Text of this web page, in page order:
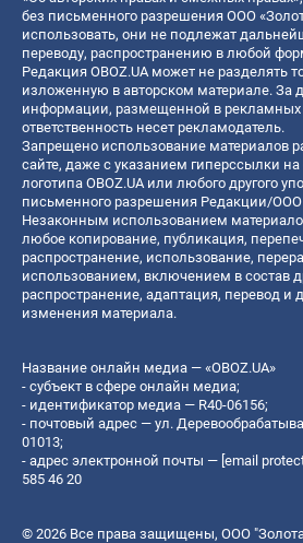
без письменного разрешения ООО
использовать, они не подлежат
переводу, распространению в любой
Редакция OBOZ.UA может не разделять
изложенную в авторском материале. За
информации, размещенной в рекламных
ответственность несет рекламодатель.
Запрещено использование материалов
сайте, даже с указанием гиперссылки на
логотипа OBOZ.UA или любого другого
письменного разрешения Редакции/ООО
Незаконным использованием
любое копирование, публикация,
распространение, использование,
использованием, включением в состав
распространение, адаптация, перевод и
изменения материала.
Название онлайн медиа — «OBOZ.UA»
- субъект в сфере онлайн медиа;
- идентификатор медиа — R40-06156;
- почтовый адрес — ул.
01013;
- адрес электронной почты — [email
585 46 20
© 2026 Все права защищены, ООО